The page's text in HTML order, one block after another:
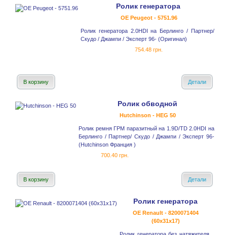
Ролик генератора
OE Peugeot - 5751.96
Ролик генератора 2.0HDI на Берлинго / Партнер/
Скудо / Джампи / Эксперт 96- (Оригинал)
754.48 грн.
В корзину Детали
Ролик обводной
Hutchinson - HEG 50
Ролик ремня ГРМ паразитный на 1.9D/TD 2.0HDI на
Берлинго / Партнер/ Скудо / Джампи / Эксперт 96-
(Hutchinson Франция )
700.40 грн.
В корзину Детали
Ролик генератора
OE Renault - 8200071404
(60x31x17)